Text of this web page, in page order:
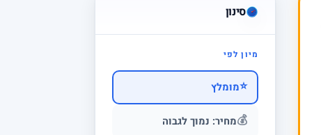
סינון
מיון לפי
⭐מומלץ
💰מחיר: נמוך לגבוה